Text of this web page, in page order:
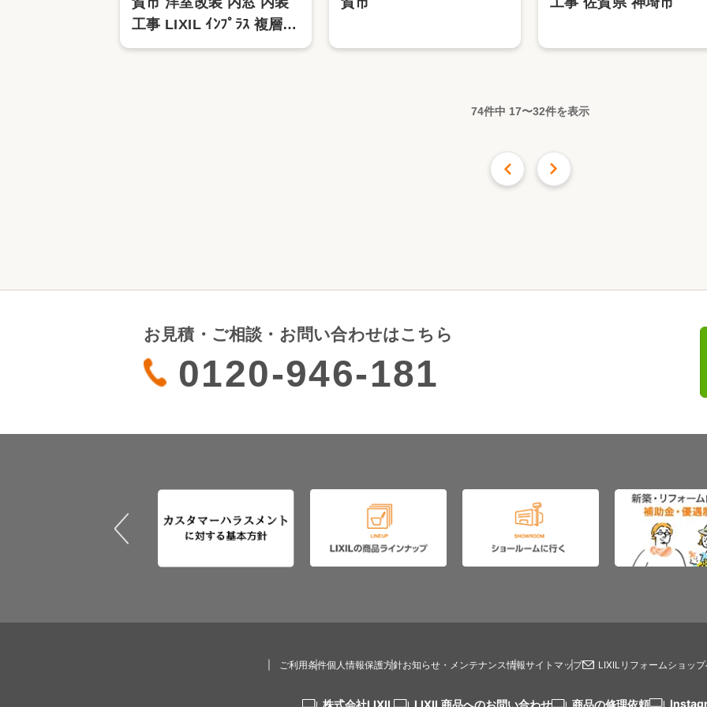
工事 LIXIL ｲﾝﾌﾟﾗｽ 複層透
明ｶﾞﾗｽ
74件中 17〜32件を表示
前の16件
お見積・ご相談・お問い合わせはこちら
0120-946-181
ご利用条件個人情報保護方針お知らせ・メンテナンス情報サイトマップ LIXILリフォームショッ